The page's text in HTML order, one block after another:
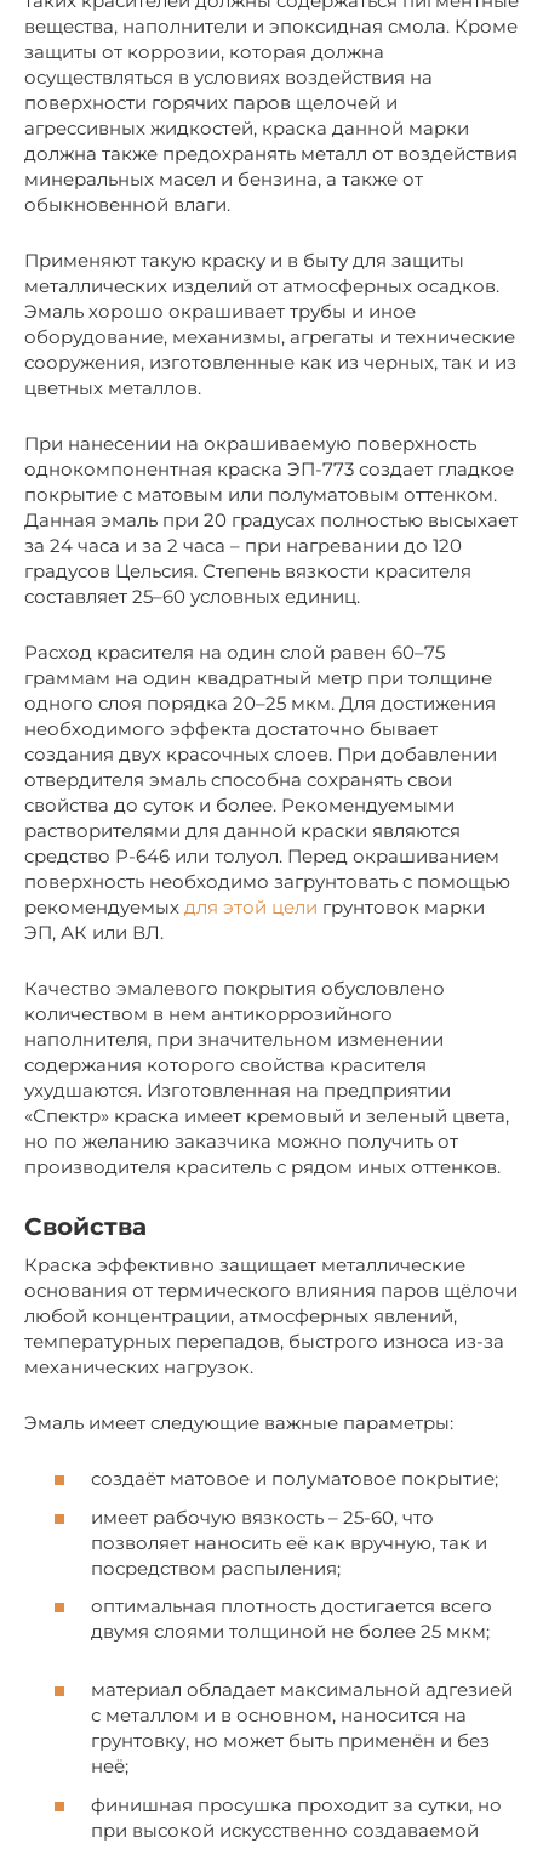
вещества, наполнители и эпоксидная смола. Кроме
защиты от коррозии, которая должна
осуществляться в условиях воздействия на
поверхности горячих паров щелочей и
агрессивных жидкостей, краска данной марки
должна также предохранять металл от воздействия
минеральных масел и бензина, а также от
обыкновенной влаги.
Применяют такую краску и в быту для защиты
металлических изделий от атмосферных осадков.
Эмаль хорошо окрашивает трубы и иное
оборудование, механизмы, агрегаты и технические
сооружения, изготовленные как из черных, так и из
цветных металлов.
При нанесении на окрашиваемую поверхность
однокомпонентная краска ЭП-773 создает гладкое
покрытие с матовым или полуматовым оттенком.
Данная эмаль при 20 градусах полностью высыхает
за 24 часа и за 2 часа – при нагревании до 120
градусов Цельсия. Степень вязкости красителя
составляет 25–60 условных единиц.
Расход красителя на один слой равен 60–75
граммам на один квадратный метр при толщине
одного слоя порядка 20–25 мкм. Для достижения
необходимого эффекта достаточно бывает
создания двух красочных слоев. При добавлении
отвердителя эмаль способна сохранять свои
свойства до суток и более. Рекомендуемыми
растворителями для данной краски являются
средство Р-646 или толуол. Перед окрашиванием
поверхность необходимо загрунтовать с помощью
рекомендуемых для этой цели грунтовок марки
ЭП, АК или ВЛ.
Качество эмалевого покрытия обусловлено
количеством в нем антикоррозийного
наполнителя, при значительном изменении
содержания которого свойства красителя
ухудшаются. Изготовленная на предприятии
«Спектр» краска имеет кремовый и зеленый цвета,
но по желанию заказчика можно получить от
производителя краситель с рядом иных оттенков.
Свойства
Краска эффективно защищает металлические
основания от термического влияния паров щёлочи
любой концентрации, атмосферных явлений,
температурных перепадов, быстрого износа из-за
механических нагрузок.
Эмаль имеет следующие важные параметры:
создаёт матовое и полуматовое покрытие;
имеет рабочую вязкость – 25-60, что
позволяет наносить её как вручную, так и
посредством распыления;
оптимальная плотность достигается всего
двумя слоями толщиной не более 25 мкм;
материал обладает максимальной адгезией
с металлом и в основном, наносится на
грунтовку, но может быть применён и без
неё;
финишная просушка проходит за сутки, но
при высокой искусственно создаваемой